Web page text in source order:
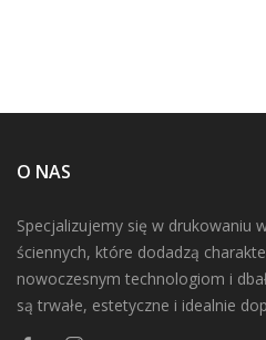
O NAS
Specjalizujemy się w drukowaniu
ściennych, które dodadzą
nowoczesnym technologiom i
są trwałe, estetyczne i idealnie